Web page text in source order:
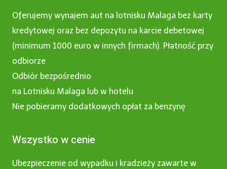
Oferujemy wynajem aut na lotnisku Malaga bez karty
kredytowej oraz bez depozytu na karcie debetowej
(minimum 1000 euro w innych firmach). Płatność przy
odbiorze
Odbiór bezpośrednio
na Lotnisku Malaga lub w hotelu
Nie pobieramy dodatkowych opłat za benzynę
Wszystko w cenie
Ubezpieczenie od wypadku i kradzieży zawarte w